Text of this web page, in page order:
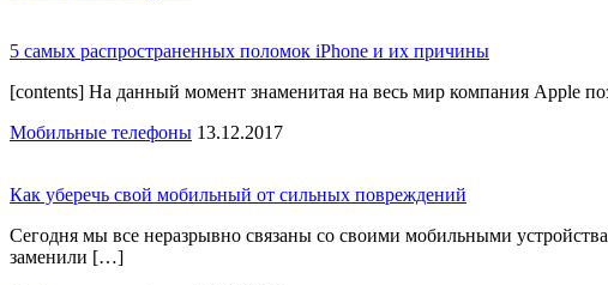
5 самых распространенных поломок iPhone и их причины
[contents] На данный момент знаменитая на весь мир компания Apple
Мобильные телефоны 13.12.2017
Как уберечь свой мобильный от сильных повреждений
Сегодня мы все неразрывно связаны со своими мобильными
заменили […]